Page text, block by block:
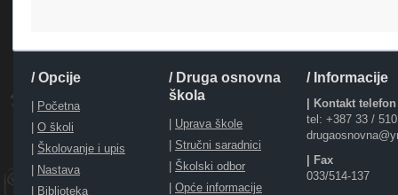
/ Opcije
| Početna
| O školi
| Školovanje i upis
| Nastava
| Biblioteka
/ Druga osnovna
škola
| Uprava škole
| Stručni saradnici
| Školski odbor
| Opće informacije
/ Informacije
| Kontakt telefon
tel: +387 33 /
| Fax
033/514-137